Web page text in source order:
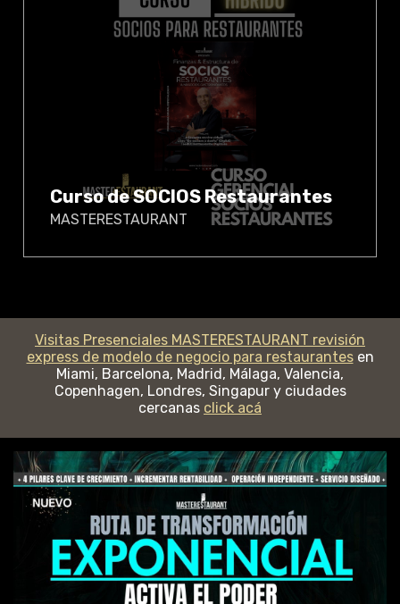
Curso de SOCIOS Restaurantes
MASTERESTAURANT
Visitas Presenciales MASTERESTAURANT revisión
express de modelo de negocio para restaurantesen
Miami, Barcelona, Madrid, Málaga, Valencia,
Copenhagen, Londres, Singapur y ciudades
cercanas click acá